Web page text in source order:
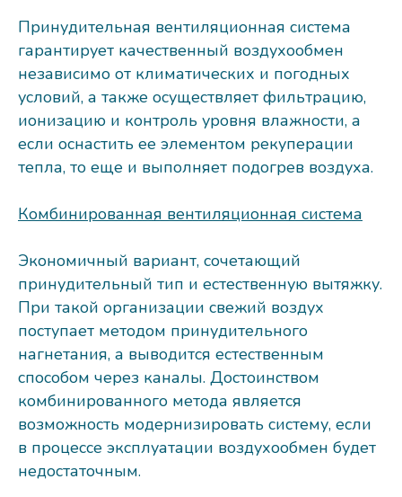
Принудительная вентиляционная система
гарантирует качественный воздухообмен
независимо от климатических и погодных
условий, а также осуществляет фильтрацию,
ионизацию и контроль уровня влажности, а
если оснастить ее элементом рекуперации
тепла, то еще и выполняет подогрев воздуха.
Комбинированная вентиляционная система
Экономичный вариант, сочетающий
принудительный тип и естественную вытяжку.
При такой организации свежий воздух
поступает методом принудительного
нагнетания, а выводится естественным
способом через каналы. Достоинством
комбинированного метода является
возможность модернизировать систему, если
в процессе эксплуатации воздухообмен будет
недостаточным.